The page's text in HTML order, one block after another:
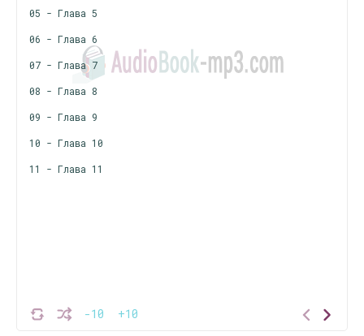
-10 +10
05 - Глава 5
06 - Глава 6
07 - Глава 7
08 - Глава 8
09 - Глава 9
10 - Глава 10
11 - Глава 11